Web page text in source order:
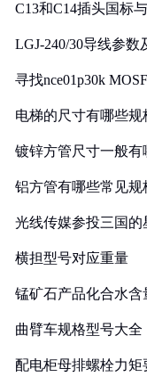
C13和C14插头国标
LGJ-240/30导线参数
寻找nce01p30k
电梯的尺寸有哪些规
镀锌方管尺寸一般有
铝方管有哪些常见规
光线传媒参投三国的
横担型号对应重量
锰矿石产品化合水含
曲臂车规格型号大全
配电柜母排螺栓力